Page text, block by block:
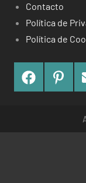
Contacto
Política de
Política de
Facebook